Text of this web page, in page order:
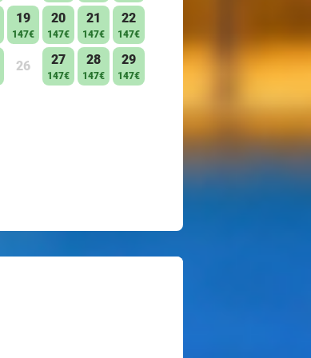
19
147€
20
147€
21
147€
22
147€
26 27
147€
28
147€
29
147€